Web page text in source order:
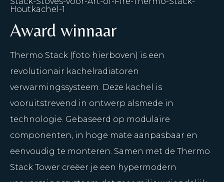
Award winnaar
Thermo Stack (foto hierboven) is een
revolutionair kachelradiatoren
verwarmingssysteem. Deze kachel is
vooruitstrevend in ontwerp alsmede in
technologie. Gebaseerd op modulaire
componenten, in hoge mate aanpasbaar en
eenvoudig te monteren. Samen met de Thermo
Stack Tower creëer je een hypermodern